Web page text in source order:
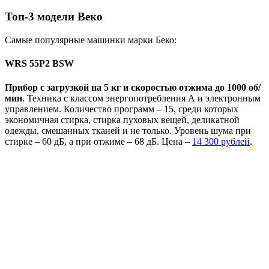
Топ-3 модели Веко
Самые популярные машинки марки Беко:
WRS 55P2 BSW
Прибор с загрузкой на 5 кг и скоростью отжима до 1000 об/
мин. Техника с классом энергопотребления А и электронным
управлением. Количество программ – 15, среди которых
экономичная стирка, стирка пуховых вещей, деликатной
одежды, смешанных тканей и не только. Уровень шума при
стирке – 60 дБ, а при отжиме – 68 дБ. Цена – 14 300 рублей.